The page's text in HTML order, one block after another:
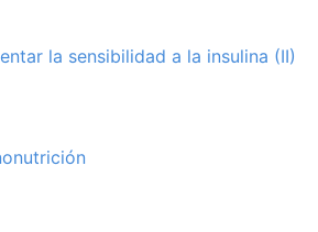
la sensibilidad a la insulina (II)